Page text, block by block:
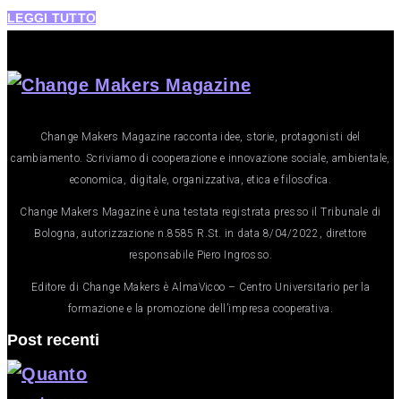
LEGGI TUTTO
Change Makers Magazine racconta idee, storie, protagonisti del
cambiamento. Scriviamo di cooperazione e innovazione sociale, ambientale,
economica, digitale, organizzativa, etica e filosofica.
Change Makers Magazine è una testata registrata presso il Tribunale di
Bologna, autorizzazione n.8585 R.St. in data 8/04/2022, direttore
responsabile Piero Ingrosso.
Editore di Change Makers è AlmaVicoo – Centro Universitario per la
formazione e la promozione dell’impresa cooperativa.
Post recenti